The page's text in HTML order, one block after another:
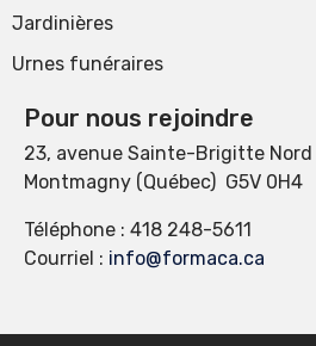
Jardinières
Urnes funéraires
Pour nous rejoindre
23, avenue Sainte-Brigitte Nord
Montmagny (Québec) G5V 0H4
Téléphone : 418 248-5611
Courriel : info@formaca.ca